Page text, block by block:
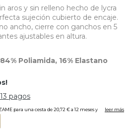
aros y sin relleno hecho de lycra
sujeción cubierto de encaje.
ancho, cierre con ganchos en 5
ajustables en altura.
Poliamida, 16% Elastano